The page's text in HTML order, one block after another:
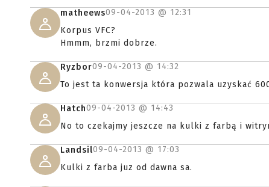
matheews09-04-2013 @ 12:31
Korpus VFC?
Hmmm, brzmi dobrze.
Ryzbor09-04-2013 @ 14:32
To jest ta konwersja która pozwala uzyskać
Hatch09-04-2013 @ 14:43
No to czekajmy jeszcze na kulki z farbą i
Landsil09-04-2013 @ 17:03
Kulki z farba juz od dawna sa.